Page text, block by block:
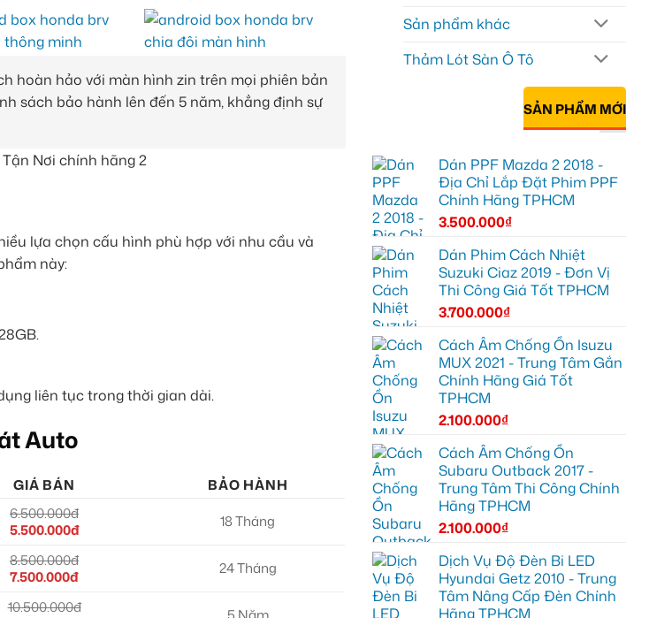
hoàn hảo với màn hình zin trên mọi phiên bản
sách bảo hành lên đến 5 năm, khẳng định sự
lựa chọn cấu hình phù hợp với nhu cầu và
này:
liên tục trong thời gian dài.
Auto
GIÁ BÁN
BẢO HÀNH
6.500.000đ
5.500.000đ
18 Tháng
8.500.000đ
7.500.000đ
24 Tháng
10.500.000đ
Sản phẩm khác
Thảm Lót Sàn Ô Tô
SẢN PHẨM MỚI
Dán PPF Mazda 2 2018 -
Địa Chỉ Lắp Đặt Phim PPF
Chính Hãng TPHCM
3.500.000₫
Dán Phim Cách Nhiệt
Suzuki Ciaz 2019 - Đơn Vị
Thi Công Giá Tốt TPHCM
3.700.000₫
Cách Âm Chống Ồn Isuzu
MUX 2021 - Trung Tâm Gắn
Chính Hãng Giá Tốt
TPHCM
2.100.000₫
Cách Âm Chống Ồn
Subaru Outback 2017 -
Trung Tâm Thi Công Chính
Hãng TPHCM
2.100.000₫
Dịch Vụ Độ Đèn Bi LED
Hyundai Getz 2010 - Trung
Tâm Nâng Cấp Đèn Chính
Hãng TPHCM